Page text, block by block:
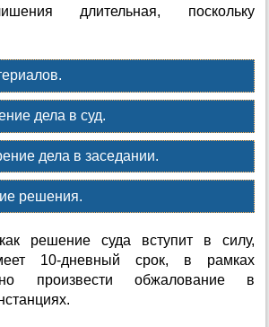
длительная, поскольку
дела в суд.
дела в заседании.
решения.
решение суда вступит в силу,
10-дневный срок, в рамках
произвести обжалование в